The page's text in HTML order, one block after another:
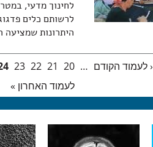
לחינוך מדעי,
לרשותם כלים
היתרונות שמציעה
‹ לעמוד הקודם …
20
21
22
23
לעמוד האחרון »